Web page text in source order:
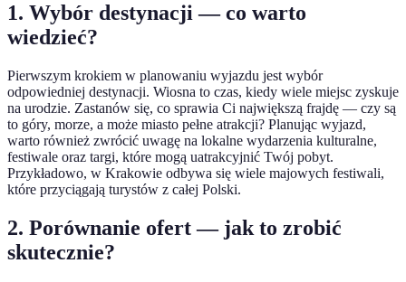
1. Wybór destynacji — co warto
wiedzieć?
Pierwszym krokiem w planowaniu wyjazdu jest wybór
odpowiedniej destynacji. Wiosna to czas, kiedy wiele miejsc zyskuje
na urodzie. Zastanów się, co sprawia Ci największą frajdę — czy są
to góry, morze, a może miasto pełne atrakcji? Planując wyjazd,
warto również zwrócić uwagę na lokalne wydarzenia kulturalne,
festiwale oraz targi, które mogą uatrakcyjnić Twój pobyt.
Przykładowo, w Krakowie odbywa się wiele majowych festiwali,
które przyciągają turystów z całej Polski.
2. Porównanie ofert — jak to zrobić
skutecznie?